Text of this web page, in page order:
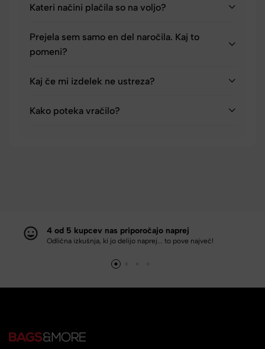
Kateri načini plačila so na voljo?
Prejela sem samo en del naročila. Kaj to
pomeni?
Kaj če mi izdelek ne ustreza?
Kako poteka vračilo?
4 od 5 kupcev nas priporočajo naprej
Odlična izkušnja, ki jo delijo naprej... to pove največ!